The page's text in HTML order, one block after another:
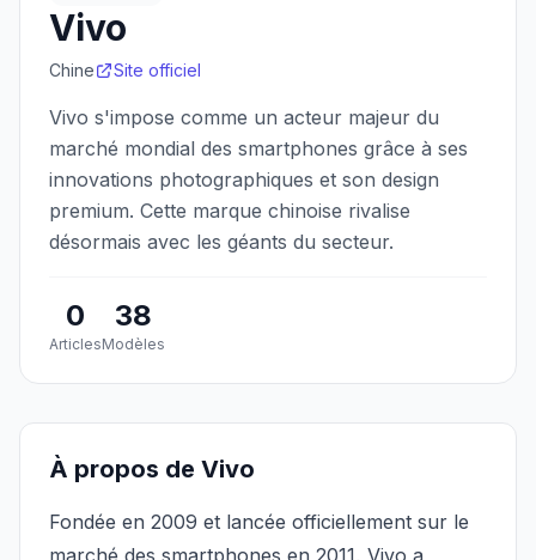
Vivo
Chine Site officiel
Vivo s'impose comme un acteur majeur du
marché mondial des smartphones grâce à ses
innovations photographiques et son design
premium. Cette marque chinoise rivalise
désormais avec les géants du secteur.
0
Articles
38
Modèles
À propos de Vivo
Fondée en 2009 et lancée officiellement sur le
marché des smartphones en 2011, Vivo a